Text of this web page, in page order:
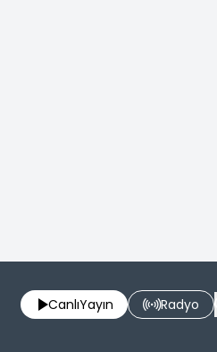
CanlıYayın Radyo